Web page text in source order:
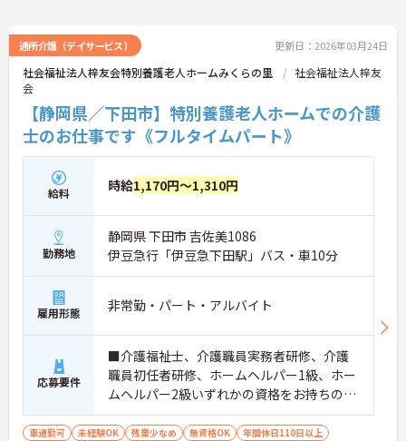
通所介護（デイサービス） 更新日：2026年03月24日
社会福祉法人梓友会特別養護老人ホームみくらの里
社会福祉法人梓友
会
【静岡県／下田市】特別養護老人ホームでの介護
士のお仕事です《フルタイムパート》
給料 時給1,170円～1,310円
勤務地
静岡県 下田市 吉佐美1086
伊豆急行「伊豆急下田駅」バス・車10分
雇用形態 非常勤・パート・アルバイト
応募要件
■介護福祉士、介護職員実務者研修、介護
職員初任者研修、ホームヘルパー1級、ホー
ムヘルパー2級いずれかの資格をお持ちの方
※無資格・未経験応相談
車通勤可 未経験OK 残業少なめ 無資格OK
年間休日110日以上